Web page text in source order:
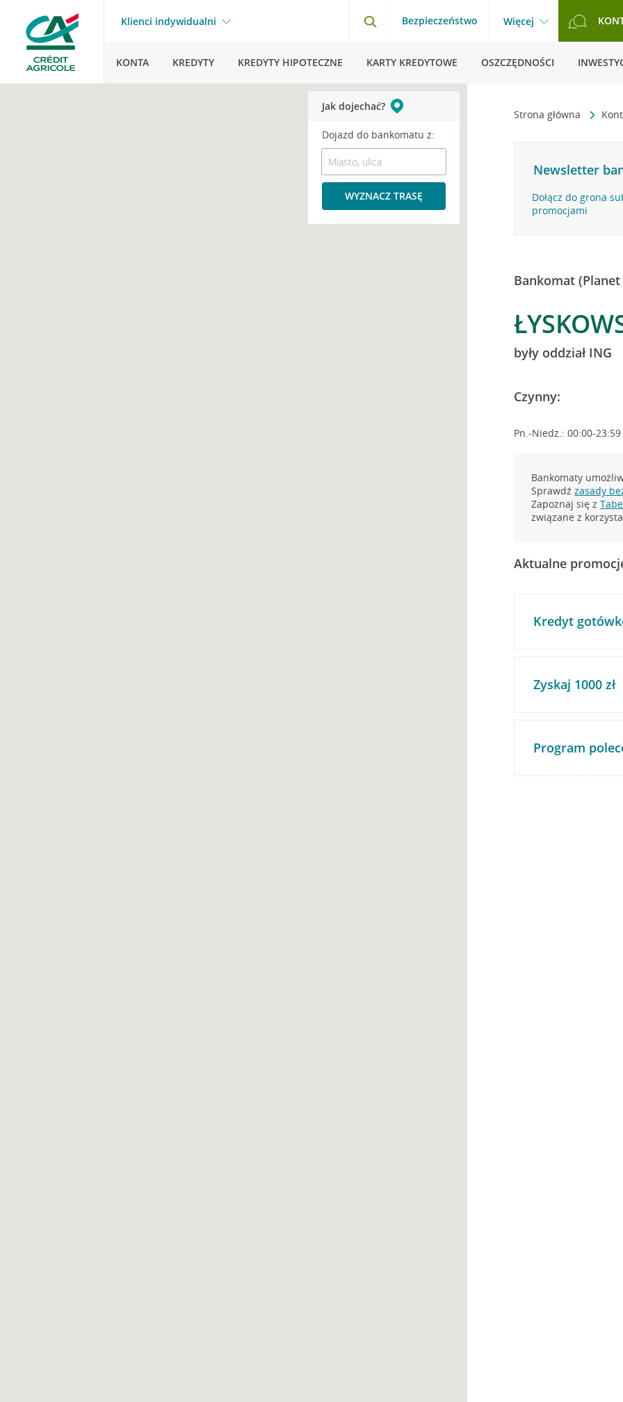
Klienci indywidualni Bezpieczeństwo Więcej
KONTA KREDYTY KREDYTY HIPOTECZNE KARTY KREDYTOWE OSZCZĘDNOŚCI
Strona główna
Newsletter
Dołącz do grona
promocjami
Bankomat (Planet
były oddział ING
Czynny:
Pn.-Niedz.: 00:00-23:59
Bankomaty
Sprawdźzasady
Zapoznaj się z
związane z
Aktualne
Kredyt
Zyskaj 1000 zł
Program
Jak dojechać?
Dojazd do bankomatu z:
WYZNACZ TRASĘ